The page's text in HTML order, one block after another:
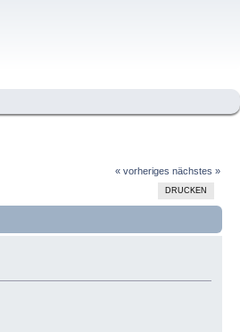
« vorheriges nächstes »
DRUCKEN